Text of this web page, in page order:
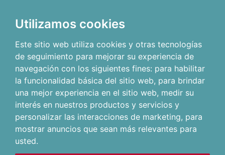
Utilizamos cookies
Este sitio web utiliza cookies y otras tecnologías
de seguimiento para mejorar su experiencia de
navegación con los siguientes fines: para habilitar
la funcionalidad básica del sitio web, para brindar
una mejor experiencia en el sitio web, medir su
interés en nuestros productos y servicios y
personalizar las interacciones de marketing, para
mostrar anuncios que sean más relevantes para
usted.